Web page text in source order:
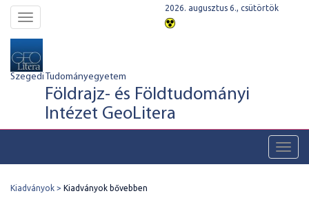
Toggle
navigation
2026. augusztus 6., csütörtök
Szegedi Tudományegyetem
Földrajz- és Földtudományi
Intézet GeoLitera
Kiadványok Kiadványok bővebben